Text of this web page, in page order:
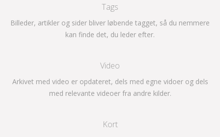
Tags
Billeder, artikler og sider bliver løbende tagget, så du nemmere
kan finde det, du leder efter.
Video
Arkivet med video er opdateret, dels med egne vidoer og dels
med relevante videoer fra andre kilder.
Kort